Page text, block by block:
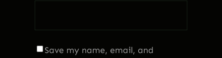
Save my name, email, and